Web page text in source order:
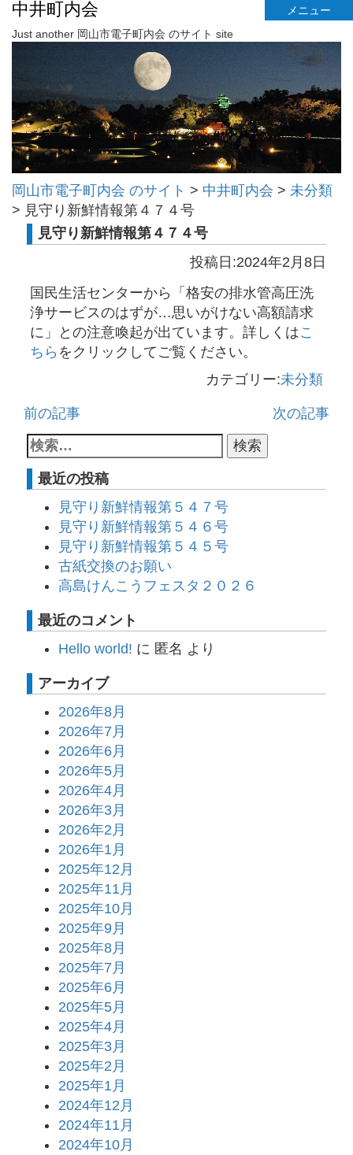
中井町内会
メニュー
Just another 岡山市電子町内会 のサイト site
岡山市電子町内会 のサイト > 中井町内会 > 未分類
> 見守り新鮮情報第４７４号
見守り新鮮情報第４７４号
投稿日:2024年2月8日
国民生活センターから「格安の排水管高圧洗
浄サービスのはずが…思いがけない高額請求
に」との注意喚起が出ています。詳しくはこ
ちら をクリックしてご覧ください。
カテゴリー:未分類
前の記事 次の記事
最近の投稿
見守り新鮮情報第５４７号
見守り新鮮情報第５４６号
見守り新鮮情報第５４５号
古紙交換のお願い
高島けんこうフェスタ２０２６
最近のコメント
Hello world! に 匿名 より
アーカイブ
2026年8月
2026年7月
2026年6月
2026年5月
2026年4月
2026年3月
2026年2月
2026年1月
2025年12月
2025年11月
2025年10月
2025年9月
2025年8月
2025年7月
2025年6月
2025年5月
2025年4月
2025年3月
2025年2月
2025年1月
2024年12月
2024年11月
2024年10月